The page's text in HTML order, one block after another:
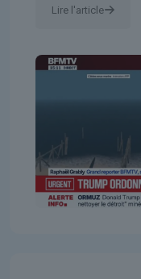
Lire l'article